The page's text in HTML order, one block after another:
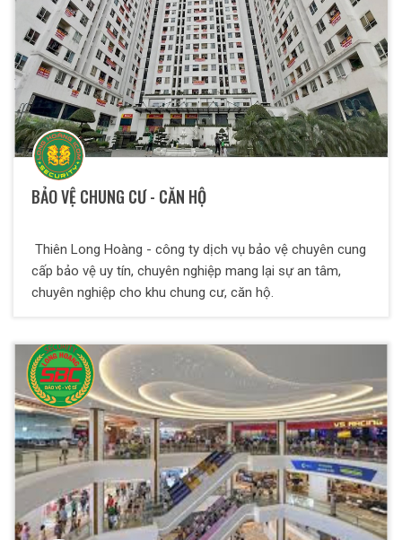
BẢO VỆ CHUNG CƯ - CĂN HỘ
Thiên Long Hoàng - công ty dịch vụ bảo vệ chuyên cung
cấp bảo vệ uy tín, chuyên nghiệp mang lại sự an tâm,
chuyên nghiệp cho khu chung cư, căn hộ.